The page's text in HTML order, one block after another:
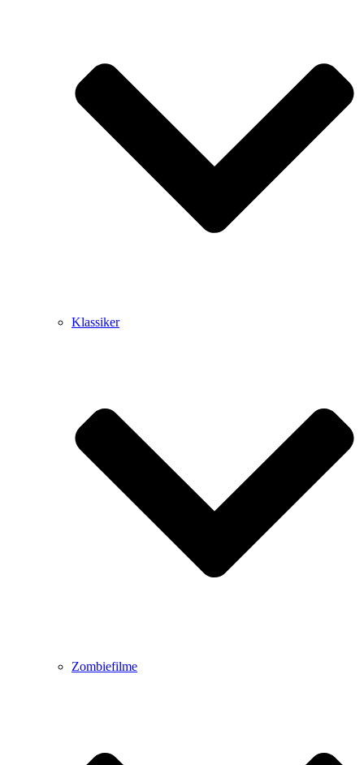
Klassiker
Zombiefilme